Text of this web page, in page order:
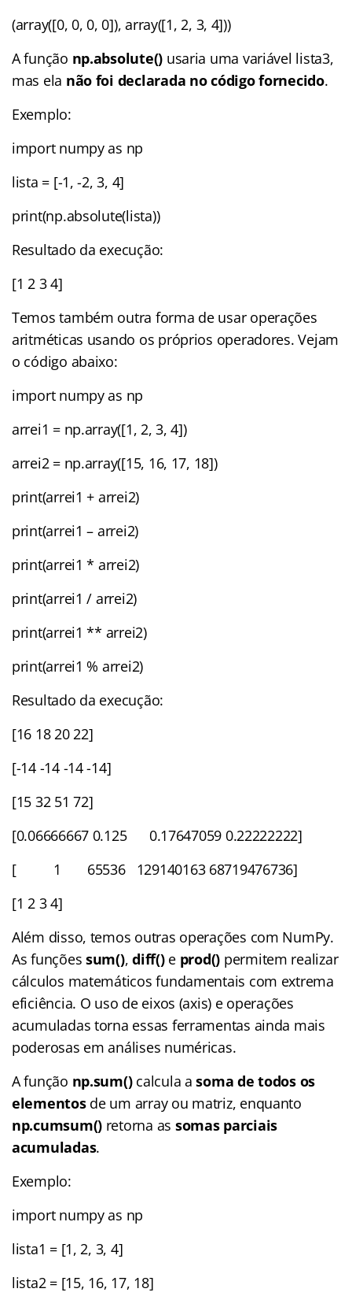
(array([0, 0, 0, 0]), array([1, 2, 3, 4]))
A função np.absolute() usaria uma variável lista3,
mas ela não foi declarada no código fornecido.
Exemplo:
import numpy as np
lista = [-1, -2, 3, 4]
print(np.absolute(lista))
Resultado da execução:
[1 2 3 4]
Temos também outra forma de usar operações
aritméticas usando os próprios operadores. Vejam
o código abaixo:
import numpy as np
arrei1 = np.array([1, 2, 3, 4])
arrei2 = np.array([15, 16, 17, 18])
print(arrei1 + arrei2)
print(arrei1 – arrei2)
print(arrei1 * arrei2)
print(arrei1 / arrei2)
print(arrei1 ** arrei2)
print(arrei1 % arrei2)
Resultado da execução:
[16 18 20 22]
[-14 -14 -14 -14]
[15 32 51 72]
[0.06666667 0.125 0.17647059 0.22222222]
[ 1 65536 129140163 68719476736]
[1 2 3 4]
Além disso, temos outras operações com NumPy.
As funçõessum(),diff()e prod() permitem realizar
cálculos matemáticos fundamentais com extrema
eficiência. O uso de eixos (axis) e operações
acumuladas torna essas ferramentas ainda mais
poderosas em análises numéricas.
A função np.sum()calcula asoma de todos os
elementosde um array ou matriz, enquanto
np.cumsum() retorna as somas parciais
acumuladas.
Exemplo:
import numpy as np
lista1 = [1, 2, 3, 4]
lista2 = [15, 16, 17, 18]